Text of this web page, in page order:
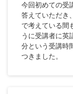
今回初めての受
答えていただき
で考えている間
うに受講者に英
分という受講時
つきました。